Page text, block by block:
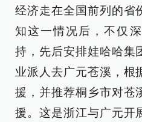
经济走在全国前列的省
知这一情况后，不仅
持，先后安排娃哈哈集
业派人去广元苍溪，根
援，并推荐桐乡市对苍
援。这是浙江与广元开